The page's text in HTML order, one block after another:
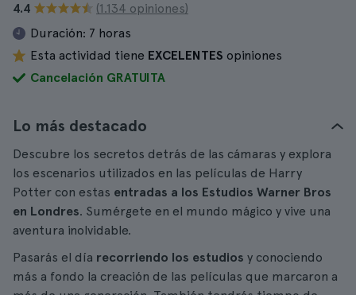
4.4
(1.134 opiniones)
Duración: 7 horas
Esta actividad tiene EXCELENTES opiniones
Cancelación GRATUITA
Lo más destacado
Descubre los secretos detrás de las cámaras y explora
los escenarios utilizados en las películas de Harry
Potter con estas entradas a los Estudios Warner Bros
en Londres. Sumérgete en el mundo mágico y vive una
aventura inolvidable.
Pasarás el día recorriendo los estudios y conociendo
más a fondo la creación de las películas que marcaron a